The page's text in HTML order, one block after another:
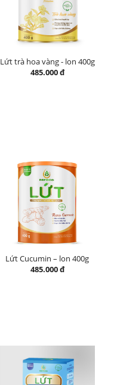
Lứt trà hoa vàng - lon 400g
485.000 đ
Lứt Cucumin – lon 400g
485.000 đ